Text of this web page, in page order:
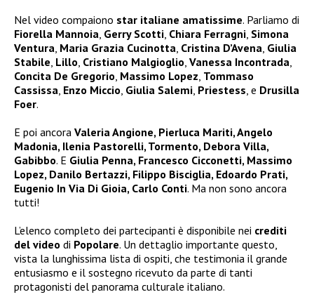
Nel video compaiono star italiane amatissime. Parliamo di
Fiorella Mannoia, Gerry Scotti, Chiara Ferragni, Simona
Ventura, Maria Grazia Cucinotta, Cristina D’Avena, Giulia
Stabile, Lillo, Cristiano Malgioglio, Vanessa Incontrada,
Concita De Gregorio, Massimo Lopez, Tommaso
Cassissa, Enzo Miccio, Giulia Salemi, Priestess, e Drusilla
Foer.
E poi ancora Valeria Angione, Pierluca Mariti, Angelo
Madonia, Ilenia Pastorelli, Tormento, Debora Villa,
Gabibbo. E Giulia Penna, Francesco Cicconetti, Massimo
Lopez, Danilo Bertazzi, Filippo Bisciglia, Edoardo Prati,
Eugenio In Via Di Gioia, Carlo Conti. Ma non sono ancora
tutti!
L’elenco completo dei partecipanti è disponibile nei crediti
del video di Popolare. Un dettaglio importante questo,
vista la lunghissima lista di ospiti, che testimonia il grande
entusiasmo e il sostegno ricevuto da parte di tanti
protagonisti del panorama culturale italiano.